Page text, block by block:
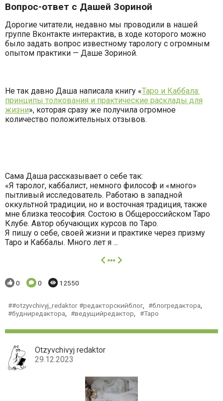
Вопрос-ответ с Дашей Зориной
Дорогие читатели, недавно мы проводили в нашей
группе Вконтакте интерактив, в ходе которого можно
было задать вопрос известному тарологу с огромным
опытом практики — Даше Зориной.
Не так давно Даша написала книгу «Таро и Каббала:
принципы толкования и практические расклады для
жизни», которая сразу же получила огромное
количество положительных отзывов.
Сама Даша рассказывает о себе так:
«Я таролог, каббалист, немного философ и «много»
пытливый исследователь. Работаю в западной
оккультной традиции, но и восточная традиция, также
мне близка теософия. Состою в Общероссийском Таро
Клубе. Автор обучающих курсов по Таро.
Я пишу о себе, своей жизни и практике через призму
Таро и Каббалы. Много лет я ...
далее
Понравилось:
0 Комментариев:
0 Просмотров:
12550
#otzyvchivyj_redaktor #редакторскийблог, блогредактора,
будниредактора, ведущийредактор, Таро
Otzyvchivyj redaktor
29.12.2023